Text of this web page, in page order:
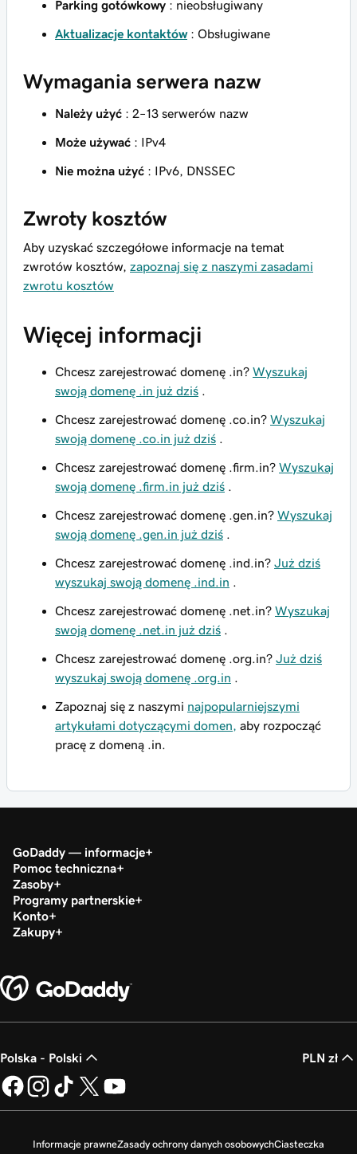
Parking gotówkowy : nieobsługiwany
Aktualizacje kontaktów: Obsługiwane
Wymagania serwera nazw
Należy użyć : 2–13 serwerów nazw
Może używać : IPv4
Nie można użyć : IPv6, DNSSEC
Zwroty kosztów
Aby uzyskać szczegółowe informacje na temat
zwrotów kosztów, zapoznaj się z naszymi zasadami
zwrotu kosztów
Więcej informacji
Chcesz zarejestrować domenę .in? Wyszukaj
swoją domenę .in już dziś
Chcesz zarejestrować domenę .co.in? Wyszukaj
swoją domenę .co.in już dziś
Chcesz zarejestrować domenę .firm.in? Wyszukaj
swoją domenę .firm.in już dziś
Chcesz zarejestrować domenę .gen.in? Wyszukaj
swoją domenę .gen.in już dziś
Chcesz zarejestrować domenę .ind.in? Już dziś
wyszukaj swoją domenę .ind.in
Chcesz zarejestrować domenę .net.in? Wyszukaj
swoją domenę .net.in już dziś
Chcesz zarejestrować domenę .org.in? Już dziś
wyszukaj swoją domenę .org.in
Zapoznaj się z naszymi najpopularniejszymi
artykułami dotyczącymi domen,
aby rozpocząć
pracę z domeną .in.
GoDaddy — informacje
Pomoc techniczna
Zasoby
Programy partnerskie
Konto
Zakupy
Polska - Polski PLN zł
Informacje prawneZasady ochrony danych osobowychCiasteczka